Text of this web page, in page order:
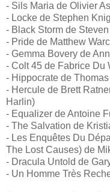
- Sils Maria de Olivier
- Locke de Stephen
- Black Storm de
- Pride de Matthew
- Gemma Bovery de
- Colt 45 de Fabrice Du
- Hippocrate de
- Hercule de Brett
Harlin)
- Equalizer de Antoine
- The Salvation de
- Les Enquêtes Du
The Lost Causes) de
- Dracula Untold de
- Un Homme Très